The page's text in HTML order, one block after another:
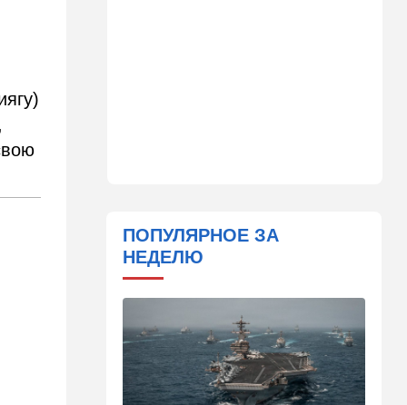
боевой беспилотник нового
поколения
Стоп Израилю, стоп
Америке: в Иране готовят
законопроект по Ормузу
07:20 Технологии
ПОПУЛЯРНОЕ ЗА
НЕДЕЛЮ